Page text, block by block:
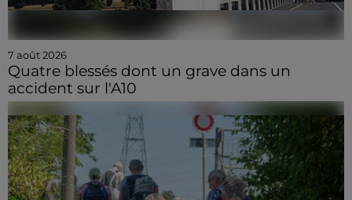
7 août 2026
Quatre blessés dont un grave dans un
accident sur l'A10